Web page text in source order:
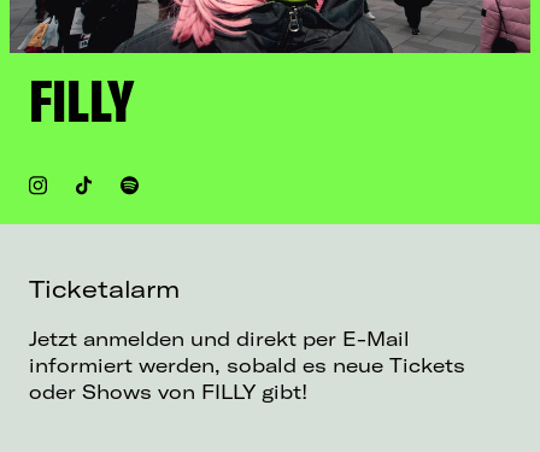
FILLY
Ticketalarm
Jetzt anmelden und direkt per E-Mail
informiert werden, sobald es neue Tickets
oder Shows von FILLY gibt!